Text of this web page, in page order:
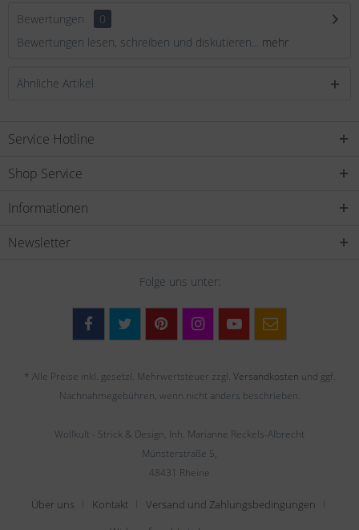
Bewertungen
0
Bewertungen lesen, schreiben und diskutieren... mehr
Ähnliche Artikel
Service Hotline
Shop Service
Informationen
Newsletter
Folge uns unter:
* Alle Preise inkl. gesetzl. Mehrwertsteuer zzgl. Versandkosten und ggf.
Nachnahmegebühren, wenn nicht anders beschrieben.
Wollkult - Strick & Design, Inh. Marianne Reckels-Albrecht
Münsterstraße 5,
48431 Rheine
Über uns Kontakt
Versand und Zahlungsbedingungen